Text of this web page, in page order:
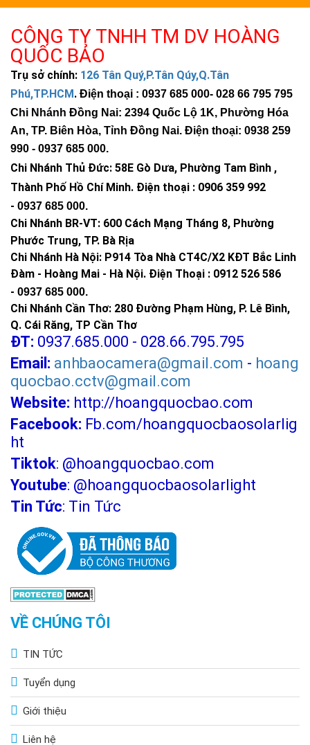
Đèn 300w năng lượng mặt trời chống chói có
thể sử dụng ở đâu?
Nhờ vào các đặc tính kháng nước, chống sét, chống gỉ mà đèn
năng lượng mặt trời 300W có thể sử dụng ở những dự án như:
CÔNG TY TNHH TM DV HOÀNG
QUỐC BẢO
Trụ sở chính: 126 Tân Quý,P.Tân Qúy,Q.Tân
Phú,TP.HCM. Điện thoại : 0937 685 000- 028 66 795 795
Chi Nhánh Đồng Nai: 2394 Quốc Lộ 1K, Phường Hóa
An, TP. Biên Hòa, Tỉnh Đồng Nai. Điện thoại: 0938 259
990 - 0937 685 000.
Chi Nhánh Thủ Đức: 58E Gò Dưa, Phường Tam Bình ,
Thành Phố Hồ Chí Minh. Điện thoại : 0906 359 992
- 0937 685 000.
Chi Nhánh BR-VT: 600 Cách Mạng Tháng 8, Phường
Phước Trung, TP. Bà Rịa
Chi Nhánh Hà Nội: P914 Tòa Nhà CT4C/X2 KĐT Bắc Linh
Đàm - Hoàng Mai - Hà Nội. Điện Thoại : 0912 526 586
- 0937 685 000.
Chi Nhánh Cần Thơ: 280 Đường Phạm Hùng, P. Lê Bình,
Q. Cái Răng, TP Cần Thơ
ĐT: 0937.685.000 - 028.66.795.795
Email: anhbaocamera@gmail.com - hoang
quocbao.cctv@gmail.com
Website: http://hoangquocbao.com
Facebook: Fb.com/hoangquocbaosolarlig
ht
Tiktok: @hoangquocbao.com
Youtube: @hoangquocbaosolarlight
Tin Tức: Tin Tức
VỀ CHÚNG TÔI
TIN TỨC
Tuyển dụng
Giới thiệu
Liên hệ